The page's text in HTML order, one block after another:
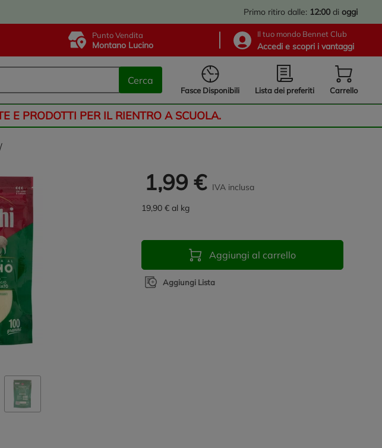
Primo ritiro dalle: 12:00 di oggi
Punto Vendita
Montano Lucino
Il tuo mondo Bennet Club
Accedi e scopri i vantaggi
Cerca
Fasce Disponibili Lista dei preferiti Carrello
E PRODOTTI PER IL RIENTRO A SCUOLA.
/
1,99 € IVA inclusa
19,90 € al kg
Aggiungi al carrello
Aggiungi Lista